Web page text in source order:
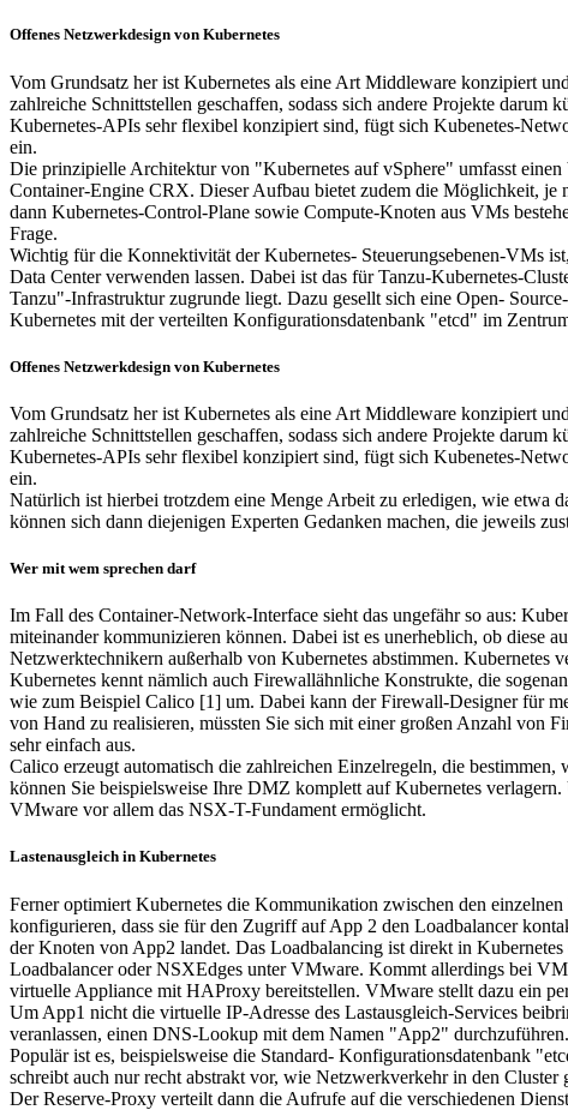
Offenes Netzwerkdesign von Kubernetes
Vom Grundsatz her ist Kubernetes als eine Art Middleware konzipiert
zahlreiche Schnittstellen geschaffen, sodass sich andere Projekte
Kubernetes-APIs sehr flexibel konzipiert sind, fügt sich Kubenetes-
ein.
Die prinzipielle Architektur von "Kubernetes auf vSphere" umfasst
Container-Engine CRX. Dieser Aufbau bietet zudem die Möglichkeit, je
dann Kubernetes-Control-Plane sowie Compute-Knoten aus VMs
Frage.
Wichtig für die Konnektivität der Kubernetes- Steuerungsebenen-VMs
Data Center verwenden lassen. Dabei ist das für Tanzu-Kubernetes-
Tanzu"-Infrastruktur zugrunde liegt. Dazu gesellt sich eine Open-
Kubernetes mit der verteilten Konfigurationsdatenbank "etcd" im
Offenes Netzwerkdesign von Kubernetes
Vom Grundsatz her ist Kubernetes als eine Art Middleware konzipiert
zahlreiche Schnittstellen geschaffen, sodass sich andere Projekte
Kubernetes-APIs sehr flexibel konzipiert sind, fügt sich Kubenetes-
ein.
Natürlich ist hierbei trotzdem eine Menge Arbeit zu erledigen, wie etwa
können sich dann diejenigen Experten Gedanken machen, die jeweils
Wer mit wem sprechen darf
Im Fall des Container-Network-Interface sieht das ungefähr so aus:
miteinander kommunizieren können. Dabei ist es unerheblich, ob diese
Netzwerktechnikern außerhalb von Kubernetes abstimmen. Kubernetes
Kubernetes kennt nämlich auch Firewallähnliche Konstrukte, die
wie zum Beispiel Calico [1] um. Dabei kann der Firewall-Designer für
von Hand zu realisieren, müssten Sie sich mit einer großen Anzahl von
sehr einfach aus.
Calico erzeugt automatisch die zahlreichen Einzelregeln, die
können Sie beispielsweise Ihre DMZ komplett auf Kubernetes
VMware vor allem das NSX-T-Fundament ermöglicht.
Lastenausgleich in Kubernetes
Ferner optimiert Kubernetes die Kommunikation zwischen den
konfigurieren, dass sie für den Zugriff auf App 2 den Loadbalancer
der Knoten von App2 landet. Das Loadbalancing ist direkt in
Loadbalancer oder NSXEdges unter VMware. Kommt allerdings bei
virtuelle Appliance mit HAProxy bereitstellen. VMware stellt dazu ein
Um App1 nicht die virtuelle IP-Adresse des Lastausgleich-Services
veranlassen, einen DNS-Lookup mit dem Namen "App2"
Populär ist es, beispielsweise die Standard- Konfigurationsdatenbank
schreibt auch nur recht abstrakt vor, wie Netzwerkverkehr in den
Der Reserve-Proxy verteilt dann die Aufrufe auf die verschiedenen